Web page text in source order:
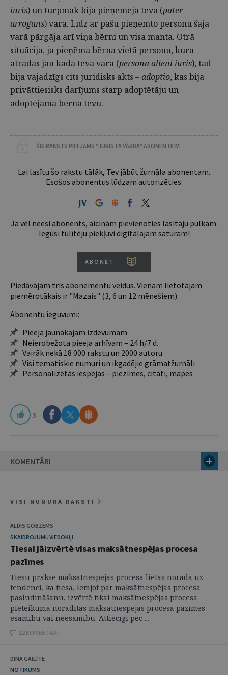
iuris) un turpmāk bija pieņēmēja tēva (pater
arrogans) varā. Līdz ar pašu pieņemto personu šajā
varā pārgāja arī viņa bērni un visa manta. Otrā
situācija, ja pieņēma bērna vietā personu, kura
atradās jau kāda tēva varā (persona alieni iuris), tad
bija vajadzīgs cits juridisks akts –adoptio, kas bija
privāttiesisks darījums starp adoptētāju un
adoptējamā bērna tēvu.
ŠIS RAKSTS PIEEJAMS “JURISTA VĀRDA” ABONENTIEM
Lai lasītu šo rakstu tālāk, Tev jābūt žurnāla abonentam.
Esošos abonentus lūdzam autorizēties:
Ja vēl neesi abonents, aicinām pievienoties lasītāju pulkam.
Iegūsi tūlītēju piekļuvi digitālajam saturam!
ABONĒT
Piedāvājam trīs abonementu veidus. Vienam lietotājam
piemērotākais ir "Mazais" (3, 6 un 12 mēnešiem).
Abonentu ieguvumi:
Pieeja jaunākajam izdevumam
Neierobežota pieeja arhīvam – 24 h/7 d.
Vairāk nekā 18 000 rakstu un 2000 autoru
Visi tematiskie numuri un ikgadējie grāmatžurnāli
Personalizētās iespējas – piezīmes, citāti, mapes
3
KOMENTĀRI
VISI NUMURA RAKSTI
ALDIS GOBZEMS
SKAIDROJUMI. VIEDOKĻI
Tiesai jāizvērtē visas maksātnespējas procesa
pazīmes
Tiesu prakse maksātnespējas procesa lietās norāda uz
tendenci, ka tiesa, lemjot par maksātnespējas procesa
pasludināšanu, izvērtē tikai maksātnespējas procesa
pieteikumā norādītās maksātnespējas procesa pazīmes
esamību vai neesamību. Attiecīgi pēc ...
12 KOMENTĀRI
DINA GAILĪTE
NOTIKUMS